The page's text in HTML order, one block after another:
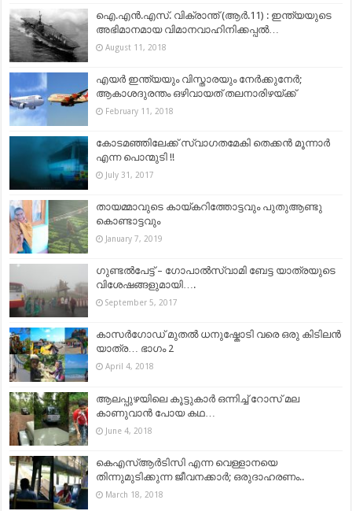
ഐ.എൻ.എസ്. വിക്രാന്ത് (ആർ.11) : ഇന്ത്യയുടെ
അഭിമാനമായ വിമാനവാഹിനിക്കപ്പൽ…
August 11, 2018
എയർ ഇന്ത്യയും വിസ്താരയും നേര്‍ക്കുനേര്‍;
ആകാശദുരന്തം ഒഴിവായത് തലനാരിഴയ്ക്ക്
February 11, 2018
കോടമഞ്ഞിലേക്ക് സ്വാഗതമേകി തെക്കൻ മൂന്നാർ
എന്ന പൊന്മുടി !!
July 31, 2017
തായമ്മാവുടെ കായ്‌കറിത്തോട്ടവും പുതുആണ്ടു
കൊണ്ടാട്ടവും
January 7, 2019
ഗുണ്ടല്‍പേട്ട് – ഗോപാല്‍സ്വാമി ബേട്ട യാത്രയുടെ
വിശേഷങ്ങളുമായി….
September 5, 2017
കാസര്‍ഗോഡ്‌ മുതല്‍ ധനുഷ്കോടി വരെ ഒരു കിടിലന്‍
യാത്ര… ഭാഗം 2
April 4, 2018
ആലപ്പുഴയിലെ കൂട്ടുകാർ ഒന്നിച്ച്‌ റോസ് മല
കാണുവാൻ പോയ കഥ…
June 4, 2018
കെഎസ്ആര്‍ടിസി എന്ന വെള്ളാനയെ
തിന്നുമുടിക്കുന്ന ജീവനക്കാര്‍; ഒരുദാഹരണം..
March 18, 2018